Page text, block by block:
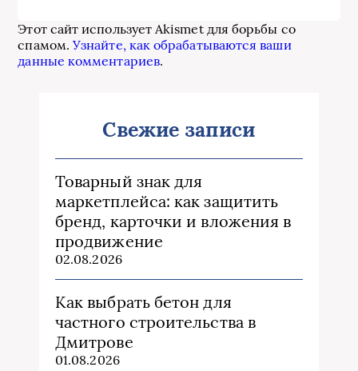
Этот сайт использует Akismet для борьбы со
спамом.Узнайте, как обрабатываются ваши
данные комментариев.
Свежие записи
Товарный знак для
маркетплейса: как защитить
бренд, карточки и вложения в
продвижение
02.08.2026
Как выбрать бетон для
частного строительства в
Дмитрове
01.08.2026